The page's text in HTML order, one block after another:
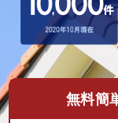
無料簡